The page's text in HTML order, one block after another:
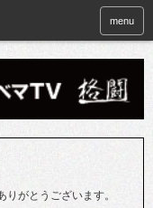
menu
がとうございます。